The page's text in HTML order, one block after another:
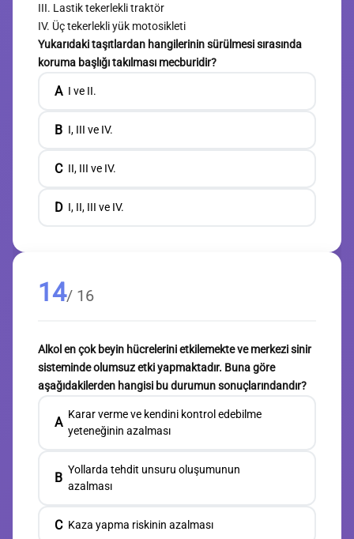
III. Lastik tekerlekli traktör
IV. Üç tekerlekli yük motosikleti
Yukarıdaki taşıtlardan hangilerinin sürülmesi sırasında
koruma başlığı takılması mecburidir?
A I ve II.
B I, III ve IV.
C II, III ve IV.
D I, II, III ve IV.
14/ 16
Alkol en çok beyin hücrelerini etkilemekte ve merkezi sinir
sisteminde olumsuz etki yapmaktadır. Buna göre
aşağıdakilerden hangisi bu durumun sonuçlarındandır?
A
Karar verme ve kendini kontrol edebilme
yeteneğinin azalması
B
Yollarda tehdit unsuru oluşumunun
azalması
C Kaza yapma riskinin azalması